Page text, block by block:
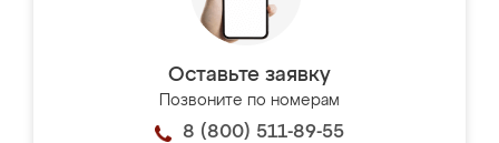
Оставьте заявку
Позвоните по номерам
8 (800) 511-89-55